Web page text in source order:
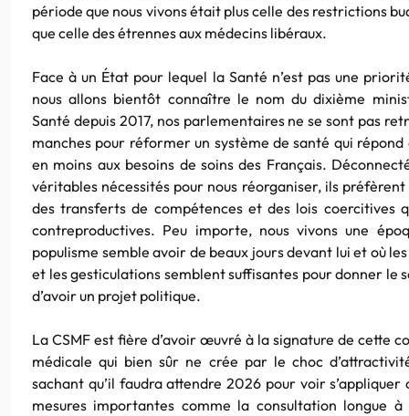
période que nous vivons était plus celle des restrictions
que celle des étrennes aux médecins libéraux.
Face à un État pour lequel la Santé n’est pas une
nous allons bientôt connaître le nom du dixième
Santé depuis 2017, nos parlementaires ne se sont pas
manches pour réformer un système de santé qui répond
en moins aux besoins de soins des Français.
véritables nécessités pour nous réorganiser, ils
des transferts de compétences et des lois coercitives
contreproductives. Peu importe, nous vivons une
populisme semble avoir de beaux jours devant lui et où
et les gesticulations semblent suffisantes pour donner le
d’avoir un projet politique.
La CSMF est fière d’avoir œuvré à la signature de cette
médicale qui bien sûr ne crée par le choc
sachant qu’il faudra attendre 2026 pour voir s’appliquer
mesures importantes comme la consultation longue